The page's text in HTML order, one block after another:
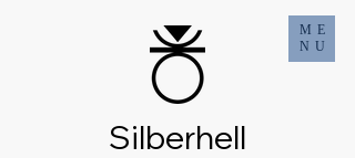
ME
NU
Silberhell